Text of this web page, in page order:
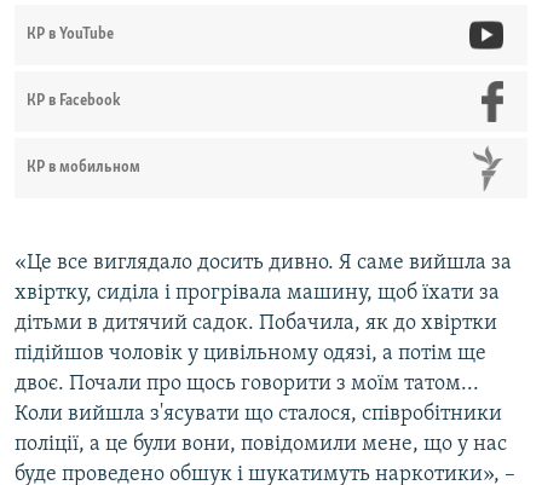
КР в YouTube
КР в Facebook
КР в мобильном
«Це все виглядало досить дивно. Я саме вийшла за
хвіртку, сиділа і прогрівала машину, щоб їхати за
дітьми в дитячий садок. Побачила, як до хвіртки
підійшов чоловік у цивільному одязі, а потім ще
двоє. Почали про щось говорити з моїм татом...
Коли вийшла з'ясувати що сталося, співробітники
поліції, а це були вони, повідомили мене, що у нас
буде проведено обшук і шукатимуть наркотики», –